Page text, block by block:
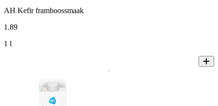
AH Kefir framboossmaak
1 .89
1 l